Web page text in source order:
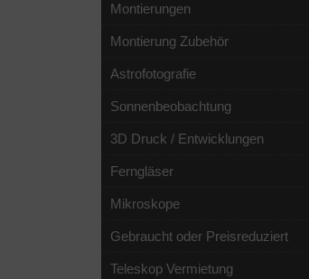
Montierungen
Montierung Zubehör
Astrofotografie
Sonnenbeobachtung
3D Druck / Entwicklungen
Ferngläser
Mikroskope
Gebraucht oder Preisreduziert
Teleskop Vermietung